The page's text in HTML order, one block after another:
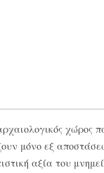
χώρος
μόνο εξ
αξία του